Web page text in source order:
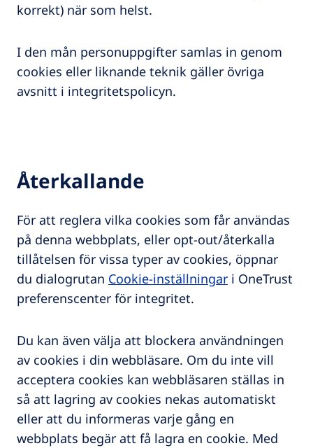
korrekt) när som helst.
I den mån personuppgifter samlas in genom
cookies eller liknande teknik gäller övriga
avsnitt i integritetspolicyn.
Återkallande
För att reglera vilka cookies som får användas
på denna webbplats, eller opt-out/återkalla
tillåtelsen för vissa typer av cookies, öppnar
du dialogrutan Cookie-inställningar i OneTrust
preferenscenter för integritet.
Du kan även välja att blockera användningen
av cookies i din webbläsare. Om du inte vill
acceptera cookies kan webbläsaren ställas in
så att lagring av cookies nekas automatiskt
eller att du informeras varje gång en
webbplats begär att få lagra en cookie. Med